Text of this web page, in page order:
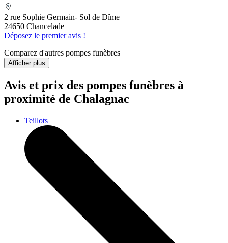
2 rue Sophie Germain- Sol de Dîme
24650 Chancelade
Déposez le premier avis !
Comparez d'autres pompes funèbres
Afficher plus
Avis et prix des pompes funèbres à
proximité de Chalagnac
Teillots